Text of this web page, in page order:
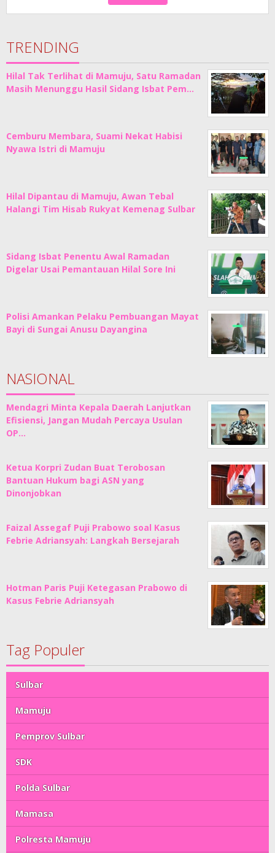
TRENDING
Hilal Tak Terlihat di Mamuju, Satu Ramadan
Masih Menunggu Hasil Sidang Isbat Pem…
Cemburu Membara, Suami Nekat Habisi
Nyawa Istri di Mamuju
Hilal Dipantau di Mamuju, Awan Tebal
Halangi Tim Hisab Rukyat Kemenag Sulbar
Sidang Isbat Penentu Awal Ramadan
Digelar Usai Pemantauan Hilal Sore Ini
Polisi Amankan Pelaku Pembuangan Mayat
Bayi di Sungai Anusu Dayangina
NASIONAL
Mendagri Minta Kepala Daerah Lanjutkan
Efisiensi, Jangan Mudah Percaya Usulan
OP…
Ketua Korpri Zudan Buat Terobosan
Bantuan Hukum bagi ASN yang
Dinonjobkan
Faizal Assegaf Puji Prabowo soal Kasus
Febrie Adriansyah: Langkah Bersejarah
Hotman Paris Puji Ketegasan Prabowo di
Kasus Febrie Adriansyah
Tag Populer
Sulbar
Mamuju
Pemprov Sulbar
SDK
Polda Sulbar
Mamasa
Polresta Mamuju